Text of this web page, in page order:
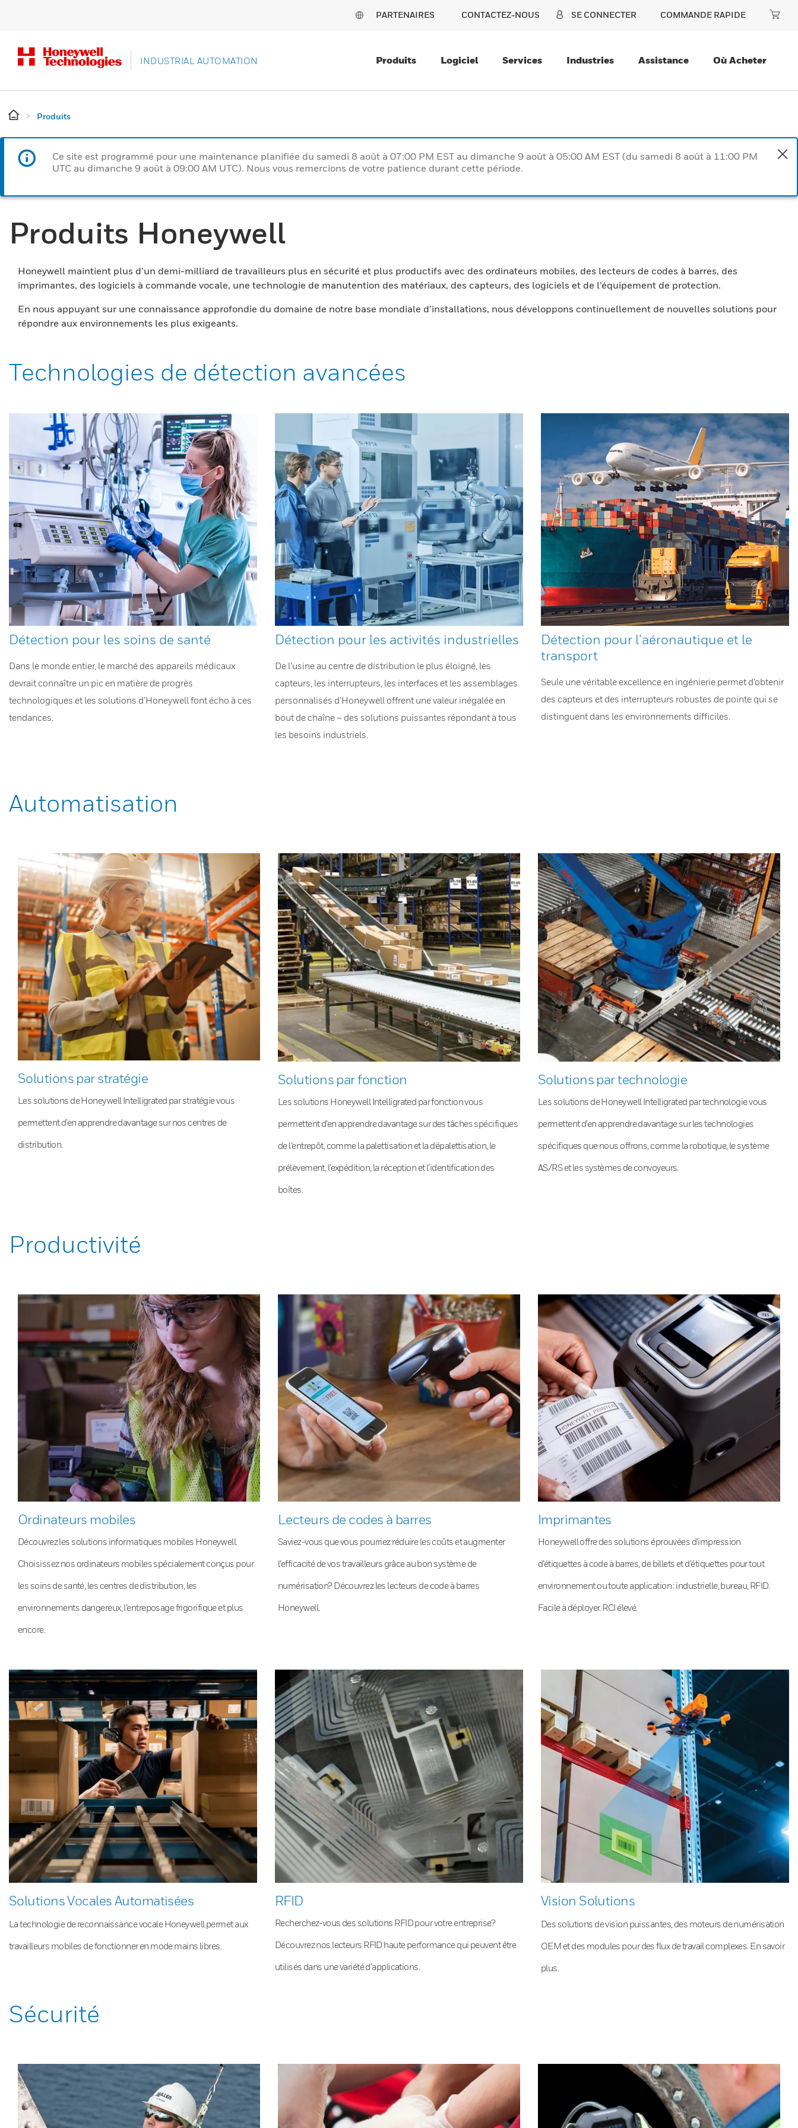
PARTENAIRES CONTACTEZ-NOUS SE CONNECTER COMMANDE RAPIDE
INDUSTRIAL AUTOMATION Produits Logiciel Services Industries Assistance Où Acheter
Produits
Ce site est programmé pour une maintenance planifiée du samedi 8 août à 07:00 PM EST au dimanche 9 août à 05:00 AM EST (du samedi 8 août à 11:00 PM
UTC au dimanche 9 août à 09:00 AM UTC). Nous vous remercions de votre patience durant cette période.
Produits Honeywell
Honeywell maintient plus d’un demi-milliard de travailleurs plus en sécurité et plus productifs avec des ordinateurs mobiles, des lecteurs de codes à barres, des
imprimantes, des logiciels à commande vocale, une technologie de manutention des matériaux, des capteurs, des logiciels et de l’équipement de protection.
En nous appuyant sur une connaissance approfondie du domaine de notre base mondiale d’installations, nous développons continuellement de nouvelles solutions pour
répondre aux environnements les plus exigeants.
Technologies de détection avancées
Détection pour les soins de santé
Dans le monde entier, le marché des appareils médicaux
devrait connaître un pic en matière de progrès
technologiques et les solutions d’Honeywell font écho à ces
tendances.
Détection pour les activités industrielles
De l’usine au centre de distribution le plus éloigné, les
capteurs, les interrupteurs, les interfaces et les assemblages
personnalisés d’Honeywell offrent une valeur inégalée en
bout de chaîne – des solutions puissantes répondant à tous
les besoins industriels.
Détection pour l’aéronautique et le
transport
Seule une véritable excellence en ingénierie permet d’obtenir
des capteurs et des interrupteurs robustes de pointe qui se
distinguent dans les environnements difficiles.
Automatisation
Solutions par stratégie
Les solutions de Honeywell Intelligrated par stratégie vous
permettent d’en apprendre davantage sur nos centres de
distribution.
Solutions par fonction
Les solutions Honeywell Intelligrated par fonction vous
permettent d’en apprendre davantage sur des tâches spécifiques
de l’entrepôt, comme la palettisation et la dépalettisation, le
prélèvement, l’expédition, la réception et l’identification des
boîtes.
Solutions par technologie
Les solutions de Honeywell Intelligrated par technologie vous
permettent d’en apprendre davantage sur les technologies
spécifiques que nous offrons, comme la robotique, le système
AS/RS et les systèmes de convoyeurs.
Productivité
Ordinateurs mobiles
Découvrez les solutions informatiques mobiles Honeywell.
Choisissez nos ordinateurs mobiles spécialement conçus pour
les soins de santé, les centres de distribution, les
environnements dangereux, l’entreposage frigorifique et plus
encore.
Lecteurs de codes à barres
Saviez-vous que vous pourriez réduire les coûts et augmenter
l’efficacité de vos travailleurs grâce au bon système de
numérisation? Découvrez les lecteurs de code à barres
Honeywell.
Imprimantes
Honeywell offre des solutions éprouvées d’impression
d’étiquettes à code à barres, de billets et d’étiquettes pour tout
environnement ou toute application : industrielle, bureau, RFID.
Facile à déployer. RCI élevé.
Solutions Vocales Automatisées
La technologie de reconnaissance vocale Honeywell permet aux
travailleurs mobiles de fonctionner en mode mains libres.
RFID
Recherchez-vous des solutions RFID pour votre entreprise?
Découvrez nos lecteurs RFID haute performance qui peuvent être
utilisés dans une variété d’applications.
Vision Solutions
Des solutions de vision puissantes, des moteurs de numérisation
OEM et des modules pour des flux de travail complexes. En savoir
plus.
Sécurité